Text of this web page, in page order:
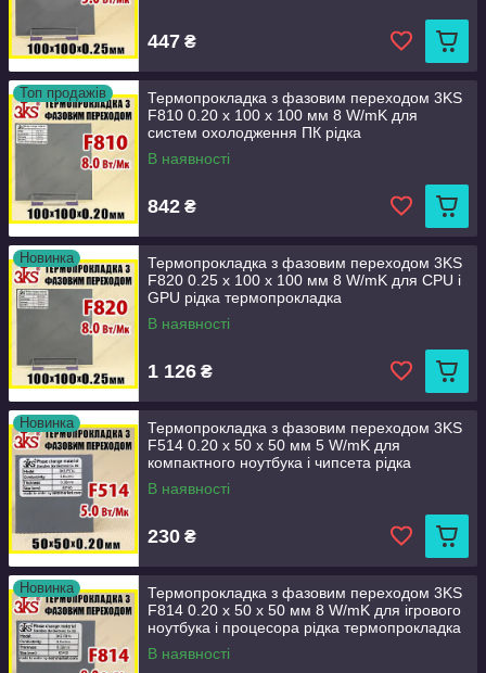
447 ₴
Топ продажів
Термопрокладка з фазовим переходом 3KS
F810 0.20 x 100 x 100 мм 8 W/mK для
систем охолодження ПК рідка
термопрокладка
В наявності
842 ₴
Новинка
Термопрокладка з фазовим переходом 3KS
F820 0.25 x 100 x 100 мм 8 W/mK для CPU і
GPU рідка термопрокладка
В наявності
1 126 ₴
Новинка
Термопрокладка з фазовим переходом 3KS
F514 0.20 x 50 x 50 мм 5 W/mK для
компактного ноутбука і чипсета рідка
термопрокладка
В наявності
230 ₴
Новинка
Термопрокладка з фазовим переходом 3KS
F814 0.20 x 50 x 50 мм 8 W/mK для ігрового
ноутбука і процесора рідка термопрокладка
В наявності